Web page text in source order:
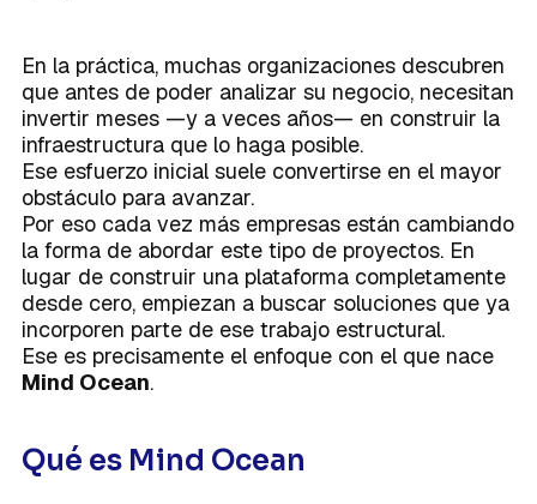
En la práctica, muchas organizaciones descubren
que antes de poder analizar su negocio, necesitan
invertir meses —y a veces años— en construir la
infraestructura que lo haga posible.
Ese esfuerzo inicial suele convertirse en el mayor
obstáculo para avanzar.
Por eso cada vez más empresas están cambiando
la forma de abordar este tipo de proyectos. En
lugar de construir una plataforma completamente
desde cero, empiezan a buscar soluciones que ya
incorporen parte de ese trabajo estructural.
Ese es precisamente el enfoque con el que nace
Mind Ocean.
Qué es Mind Ocean